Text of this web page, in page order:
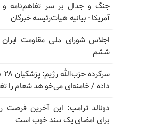
جنگ و جدال بر سر تفاهم‌نامه و
آمریکا - بیانیه هیأت‌رئیسه خبرگان
اجلاس شورای ملی مقاومت
ششم
داده / خامنه‌ای می‌خواهد شعام را
دونالد ترامپ: این آخرین فرصت
برای امضای یک سند خوب است